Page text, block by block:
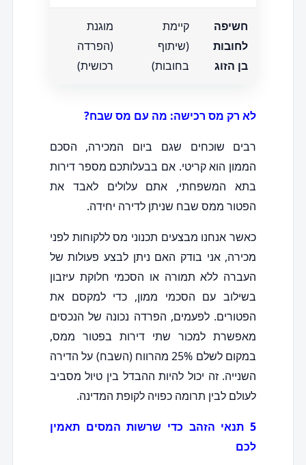
חשיפה
לחובות
בן הזוג
קיימת
(שיתוף
בחובות)
מוגנת
(הפרדה
רכושית)
לא רק מס רכישה: מה עם מס שבח?
רבים שוכחים שגם ביום המכירה, הסכם
הממון הוא קריטי. אם בבעלותכם מספר דירות
בתא המשפחתי, אתם עלולים לאבד את
הפטור ממס שבח שניתן לדירה יחידה.
כאשר אנחנו מבצעים תכנוני מס ללקוחות לפני
מכירה, אני בודק האם ניתן לבצע פעולות של
העברה ללא תמורה או הסכמי חלוקת עיזבון
בשילוב עם הסכמי ממון, כדי למקסם את
הפטורים. לפעמים, הפרדה נכונה של הנכסים
מאפשרת למכור שתי דירות בפטור ממס,
במקום לשלם 25% מהרווח (השבח) על הדירה
השנייה. זה יכול להיות ההבדל בין טיול מסביב
לעולם לבין תרומה כפויה לקופת המדינה.
5 תנאי הזהב כדי שרשות המסים תאמין
לכם